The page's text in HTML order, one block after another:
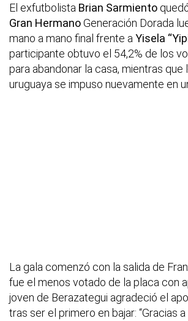
El exfutbolista Brian Sarmiento
Gran HermanoGeneración Dorada
mano a mano final frente aYisela
participante obtuvo el 54,2% de los
para abandonar la casa, mientras que
uruguaya se impuso nuevamente en
La gala comenzó con la salida de
fue el menos votado de la placa con
joven de Berazategui agradeció el
tras ser el primero en bajar: “Gracias